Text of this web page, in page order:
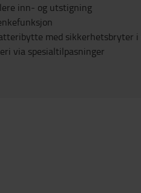
inn- og utstigning
med sikkerhetsbryter i
via spesialtilpasninger